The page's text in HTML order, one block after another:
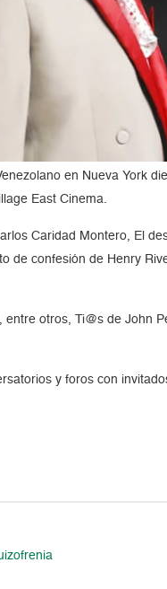
en Nueva York
East Cinema.
Caridad Montero, El
de confesión de Henry
otros, Ti@s de John
y foros con